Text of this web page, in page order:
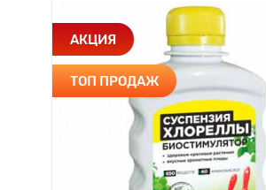
АКЦИЯ
ТОП ПРОДАЖ